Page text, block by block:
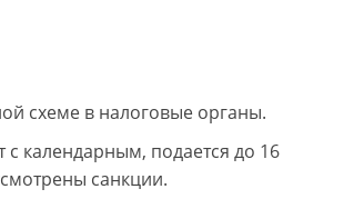
схеме в налоговые органы.
календарным, подается до 16
санкции.